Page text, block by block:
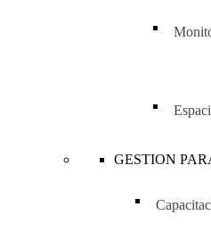
GESTION